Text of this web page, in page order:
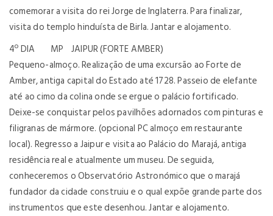
comemorar a visita do rei Jorge de Inglaterra. Para finalizar,
visita do templo hinduísta de Birla. Jantar e alojamento.
4º DIA MP JAIPUR (FORTE AMBER)
Pequeno-almoço. Realização de uma excursão ao Forte de
Amber, antiga capital do Estado até 1728. Passeio de elefante
até ao cimo da colina onde se ergue o palácio fortificado.
Deixe-se conquistar pelos pavilhões adornados com pinturas e
filigranas de mármore. (opcional PC almoço em restaurante
local). Regresso a Jaipur e visita ao Palácio do Marajá, antiga
residência real e atualmente um museu. De seguida,
conheceremos o Observatório Astronómico que o marajá
fundador da cidade construiu e o qual expõe grande parte dos
instrumentos que este desenhou. Jantar e alojamento.